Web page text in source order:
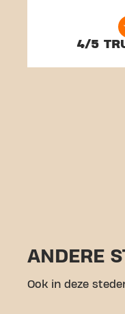
4/5
ANDERE
Ook in deze